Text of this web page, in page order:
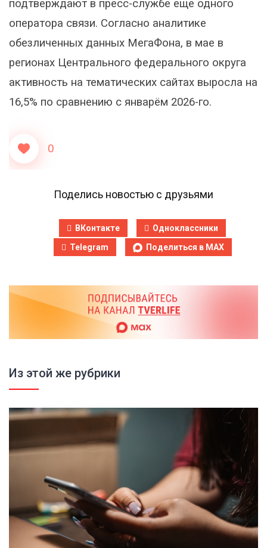
подтверждают в пресс-службе еще одного
оператора связи. Согласно аналитике
обезличенных данных МегаФона, в мае в
регионах Центрального федерального округа
активность на тематических сайтах выросла на
16,5% по сравнению с январём 2026-го.
0
Поделись новостью с друзьями
ВКонтакте
Одноклассники
Telegram
Поделиться в MAX
Из этой же рубрики